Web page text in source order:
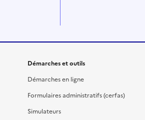
Démarches et outils
Démarches en ligne
Formulaires administratifs (cerfas)
Simulateurs